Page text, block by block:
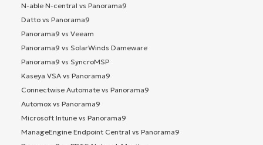
N-able N-central vs Panorama9
Datto vs Panorama9
Panorama9 vs Veeam
Panorama9 vs SolarWinds Dameware
Panorama9 vs SyncroMSP
Kaseya VSA vs Panorama9
Connectwise Automate vs Panorama9
Automox vs Panorama9
Microsoft Intune vs Panorama9
ManageEngine Endpoint Central vs Panorama9